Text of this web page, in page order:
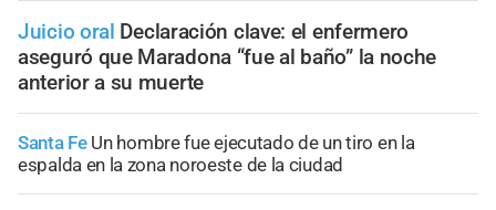
Juicio oral Declaración clave: el enfermero
aseguró que Maradona “fue al baño” la noche
anterior a su muerte
Santa Fe Un hombre fue ejecutado de un tiro en la
espalda en la zona noroeste de la ciudad